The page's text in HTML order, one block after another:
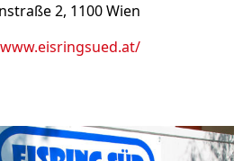
2, 1100 Wien